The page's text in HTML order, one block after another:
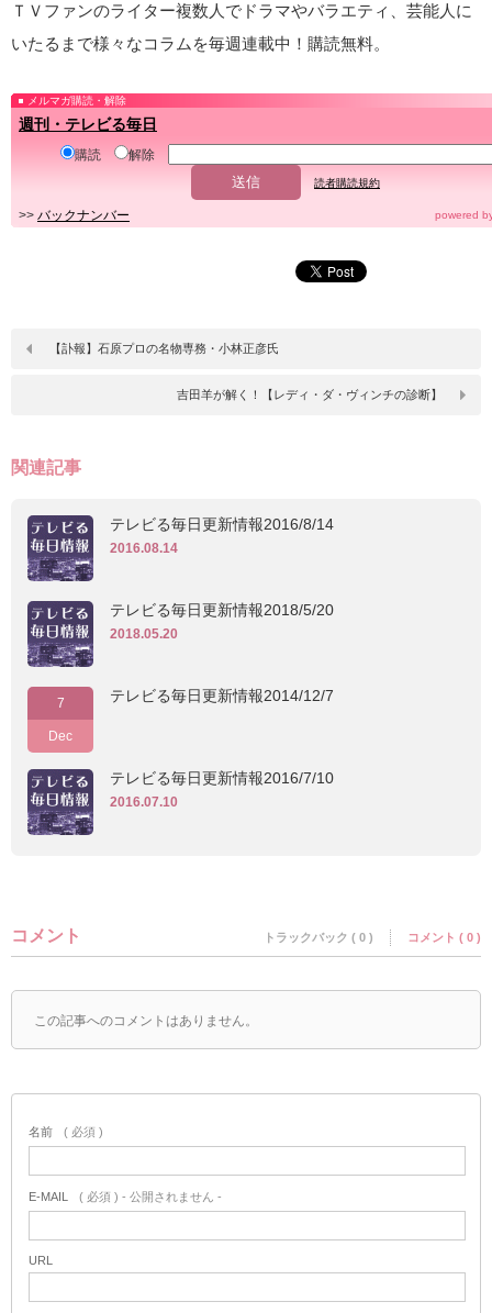
ＴＶファンのライター複数人でドラマやバラエティ、芸能人に
いたるまで様々なコラムを毎週連載中！購読無料。
メルマガ購読・解除
週刊・テレビる毎日
購読 解除
読者購読規約
>> バックナンバー powered
【訃報】石原プロの名物専務・小林正彦氏
吉田羊が解く！【レディ・ダ・ヴィンチの診断】
関連記事
テレビる毎日更新情報2016/8/14
2016.08.14
テレビる毎日更新情報2018/5/20
2018.05.20
7
Dec
テレビる毎日更新情報2014/12/7
テレビる毎日更新情報2016/7/10
2016.07.10
コメント トラックバック ( 0 ) コメント ( 0 )
この記事へのコメントはありません。
名前 ( 必須 )
E-MAIL ( 必須 ) - 公開されません -
URL